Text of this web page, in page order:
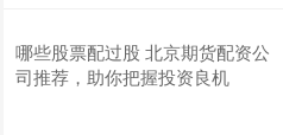
哪些股票配过股 北京期货配资公
司推荐，助你把握投资良机